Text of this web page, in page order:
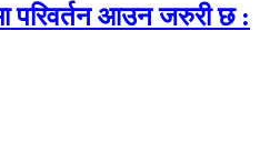
परिवर्तन आउन जरुरी छ :